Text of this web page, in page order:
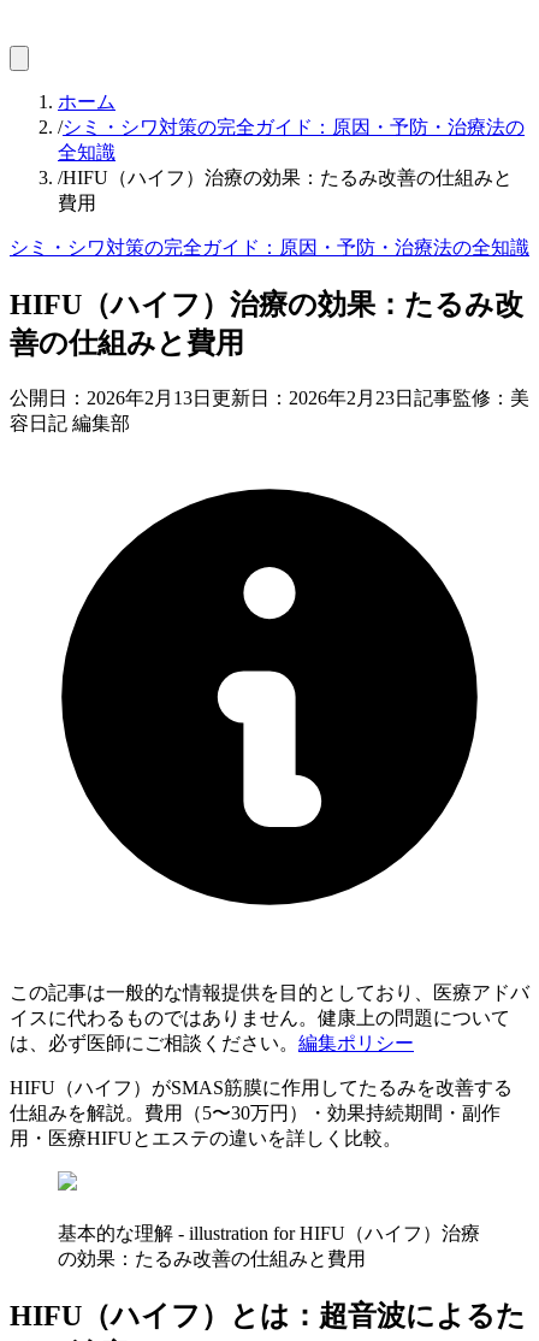
ホーム
/シミ・シワ対策の完全ガイド：原因・予防・治療法の
全知識
/HIFU（ハイフ）治療の効果：たるみ改善の仕組みと
費用
シミ・シワ対策の完全ガイド：原因・予防・治療法の全知識
HIFU（ハイフ）治療の効果：たるみ改
善の仕組みと費用
公開日： 2026年2月13日 更新日： 2026年2月23日 記事監修：美
容日記 編集部
この記事は一般的な情報提供を目的としており、医療アドバ
イスに代わるものではありません。健康上の問題について
は、必ず医師にご相談ください。 編集ポリシー
HIFU（ハイフ）がSMAS筋膜に作用してたるみを改善する
仕組みを解説。費用（5〜30万円）・効果持続期間・副作
用・医療HIFUとエステの違いを詳しく比較。
基本的な理解 - illustration for HIFU（ハイフ）治療
の効果：たるみ改善の仕組みと費用
HIFU（ハイフ）とは：超音波によるた